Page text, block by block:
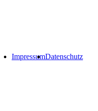
ImpressumDatenschutz